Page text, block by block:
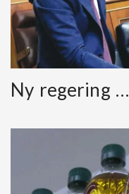
Ny regering …